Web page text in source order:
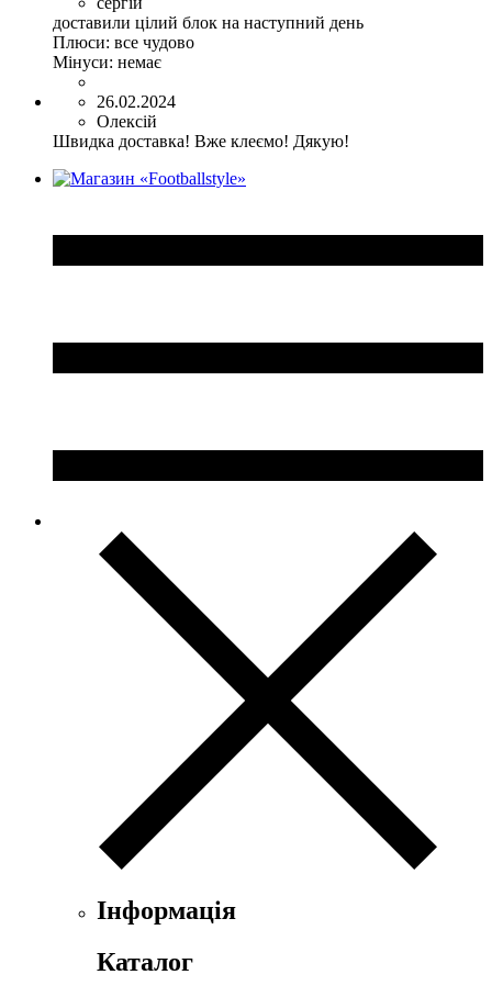
доставили цілий блок на наступний день
Плюси: все чудово
Мінуси: немає
26.02.2024
Олексій
Швидка доставка! Вже клеємо! Дякую!
Інформація
Каталог